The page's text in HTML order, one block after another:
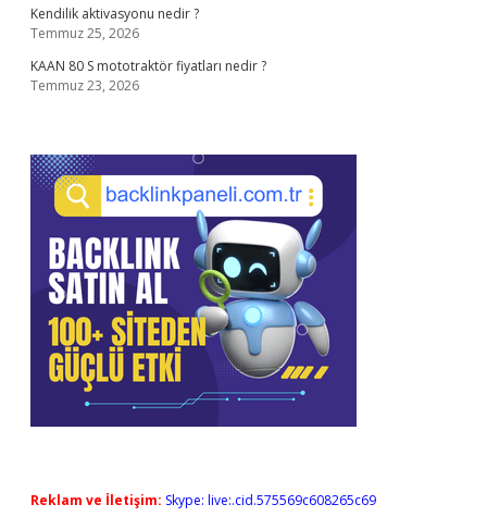
Kendilik aktivasyonu nedir ?
Temmuz 25, 2026
KAAN 80 S mototraktör fiyatları nedir ?
Temmuz 23, 2026
Reklam ve İletişim: Skype: live:.cid.575569c608265c69